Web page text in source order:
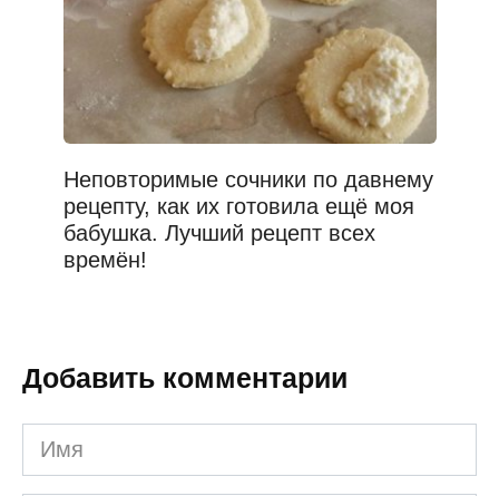
Неповторимые сочники по давнему
рецепту, как их готовила ещё моя
бабушка. Лучший рецепт всех
времён!
Добавить комментарии
Имя
*